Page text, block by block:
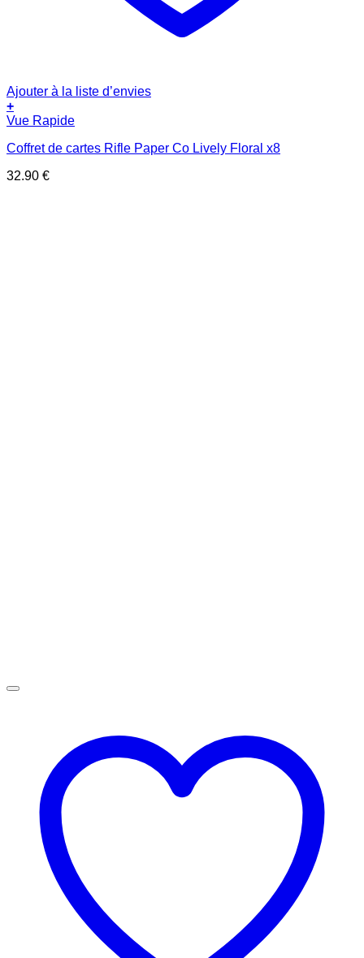
Ajouter à la liste d’envies
+
Vue Rapide
Coffret de cartes Rifle Paper Co Lively Floral x8
32.90 €